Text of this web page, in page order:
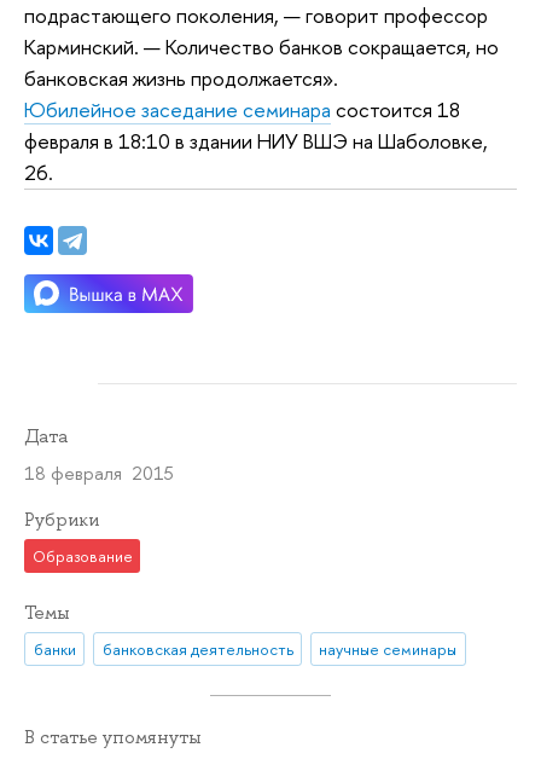
подрастающего поколения, — говорит профессор
Карминский. — Количество банков сокращается, но
банковская жизнь продолжается».
Юбилейное заседание семинара состоится 18
февраля в 18:10 в здании НИУ ВШЭ на Шаболовке,
26.
Дата
18 февраля 2015
Рубрики
Образование
Темы
банки банковская деятельность научные семинары
В статье упомянуты